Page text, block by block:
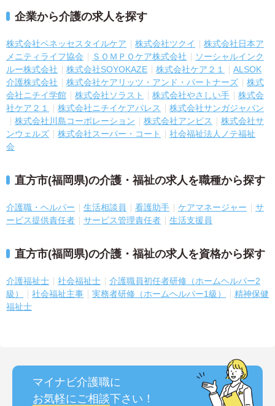
企業から介護の求人を探す
株式会社ベネッセスタイルケア 株式会社ツクイ
株式会社日本ア
メニティライフ協会
ＳＯＭＰＯケア株式会社
ソーシャルインク
ルー株式会社
株式会社SOYOKAZE 株式会社ケア２１
ALSOK
介護株式会社
株式会社ケアリッツ・アンド・パートナーズ
株式
会社ニチイ学館
株式会社ソラスト 株式会社やさしい手
株式会
社ケア２１
株式会社ニチイケアパレス
株式会社サンガジャパン
株式会社川島コーポレーション
株式会社アンビス
株式会社サ
ンウェルズ
株式会社スーパー・コート
社会福祉法人ノテ福祉
会
直方市(福岡県)の介護・福祉の求人を職種から探す
介護職・ヘルパー 生活相談員 看護助手 ケアマネージャー
サ
ービス提供責任者
サービス管理責任者 生活支援員
直方市(福岡県)の介護・福祉の求人を資格から探す
介護福祉士 社会福祉士
介護職員初任者研修（ホームヘルパー2
級）
社会福祉主事 実務者研修（ホームヘルパー1級）
精神保健
福祉士
マイナビ介護職に
お気軽にご相談下さい！